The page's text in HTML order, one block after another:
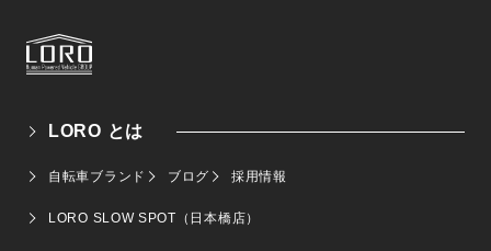
LORO とは
自転車ブランド ブログ 採用情報
LORO SLOW SPOT（日本橋店）